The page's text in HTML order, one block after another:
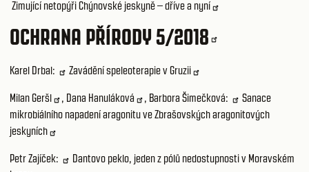
Zimující netopýři Chýnovské jeskyně – dříve a nyní
OCHRANA PŘÍRODY 5/2018
Karel Drbal: Zavádění speleoterapie v Gruzii
Milan Geršl , Dana Hanuláková , Barbora Šimečková:
Sanace
mikrobiálního napadení aragonitu ve Zbrašovských aragonitových
jeskyních
Petr Zajíček:
Dantovo peklo, jeden z pólů nedostupnosti v Moravském